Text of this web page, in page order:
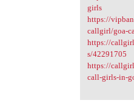
girls
https://
callgirl/goa-
https://
s/42291705
https://
call-girls-in-